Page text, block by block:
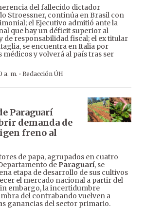
del fallecido dictador
Stroessner, continúa en Brasil con
el Ejecutivo admitió ante la
que hay un déficit superior al
de responsabilidad fiscal; el ex titular
se encuentra en Italia por
médicos y volverá al país tras ser
a. m. · Redacción ÚH
Paraguarí
demanda de
freno al
de papa, agrupados en cuatro
de Paraguarí, se
etapa de desarrollo de sus cultivos
el mercado nacional a partir del
embargo, la incertidumbre
del contrabando vuelven a
ganancias del sector primario.